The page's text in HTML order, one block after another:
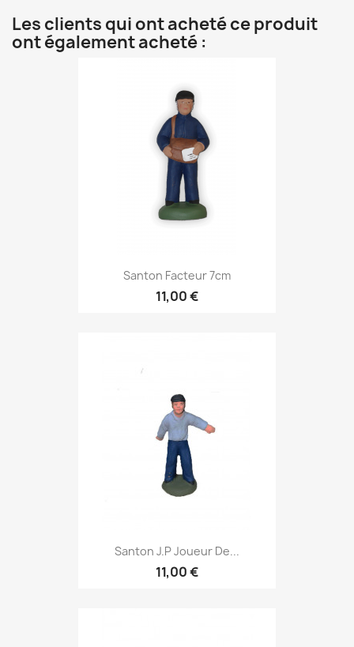
Les clients qui ont acheté ce produit
ont également acheté :
Santon Facteur 7cm
11,00 €
Santon J.P Joueur De...
11,00 €